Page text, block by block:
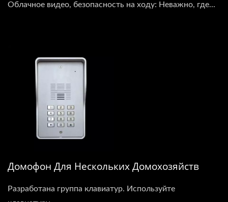
Облачное видео, безопасность на ходу: Неважно, где...
Домофон Для Нескольких Домохозяйств
Разработана группа клавиатур. Используйте